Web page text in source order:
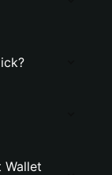
Wallet